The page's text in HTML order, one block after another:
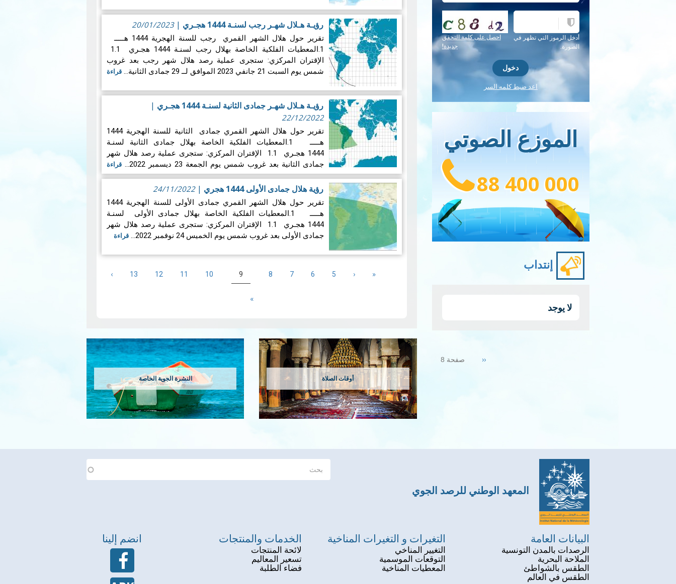
رؤيـة هـلال شهـر رجب لسنـة 1444 هجـري |
20/01/2023
تقرير حول هلال الشهر القمري رجب للسنة الهجرية 1444 هـــــ
الإقتران المركزي: ستجرى عملية رصد هلال شهر رجب بعد غروب
شمس يوم السبت 21 جانفي 2023 الموافق لــ 29 جمادى الثانية…
قراءة
رؤيـة هـلال شهـر جمادى الثانية لسنـة 1444 هجـري |
22/12/2022
تقرير حول هلال الشهر القمري جمادى الثانية للسنة الهجرية 1444
هـــــ 1.المعطيات الفلكية الخاصة بهلال جمادى الثانية لسنـة
1444 هجـري 1.1 الإقتران المركزي: ستجرى عملية رصد هلال شهر
جمادى الثانية بعد غروب شمس يوم الجمعة 23 ديسمبر 2022…
قراءة
المزيد
رؤية هلال جمادى الأولى 1444 هجري |
24/11/2022
تقرير حول هلال الشهر القمري جمادى الأولى للسنة الهجرية 1444
هـــــ 1.المعطيات الفلكية الخاصة بهلال جمادى الأولى لسنـة
1444 هجـري 1.1 الإقتران المركزي: ستجرى عملية رصد هلال شهر
جمادى الأولى بعد غروب شمس يوم الخميس 24 نوفمبر 2022…
قراءة
First
«
Previous‹ الصفحة
5 الصفحة
6 الصفحة
7 الصفحة
8
Current
9 الصفحة
10 الصفحة
11 الصفحة
12 الصفحة
13
Next›
Last
»
النشرة الجوية الخاصة أوقات الصلاة
أدخل الرموز التي تظهر في
الصورة.
احصل على كلمة التحقق
جديدة!
اعد ضبط كلمه السر
الموزع الصوتي
88 400 000
إنتداب
لا يوجد
Previous
‹‹ صفحة 8
المعهد الوطني للرصد الجوي
البيانات العامة
الرصدات بالمدن التونسية
الملاحة البحرية
الطقس بالشواطئ
الطقس في العالم
التغيرات و التغيرات المناخية
التغيير المناخي
التوقعات الموسمية
المعطيات المناخية
الخدمات والمنتجات
لائحة المنتجات
تسعير المعاليم
فضاء الطلبة
انضم إلينا